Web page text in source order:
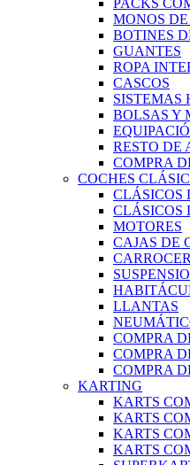
PACKS
MONOS
BOTINES
GUANTES
ROPA
CASCOS
SISTEMAS
BOLSAS Y
RESTO DE
COMPRA
COCHES
CLÁSICOS
CLÁSICOS
MOTORES
CAJAS DE
LLANTAS
COMPRA
COMPRA
COMPRA
KARTING
KARTS
KARTS
KARTS
KARTS